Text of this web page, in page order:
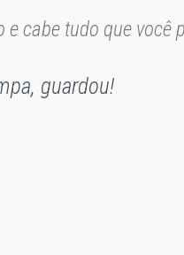
e cabe tudo que você
guardou!